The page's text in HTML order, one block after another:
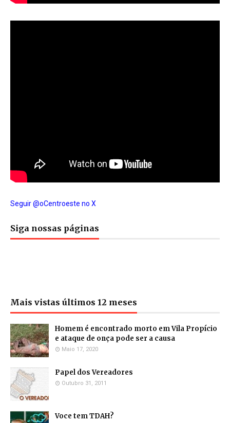
Seguir @oCentroeste no X
Siga nossas páginas
Mais vistas últimos 12 meses
Homem é encontrado morto em Vila Propício
e ataque de onça pode ser a causa
Maio 17, 2020
Papel dos Vereadores
Outubro 31, 2011
Voce tem TDAH?